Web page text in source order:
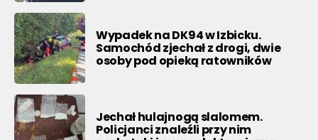
Wypadek na DK94 w Izbicku.
Samochód zjechał z drogi, dwie
osoby pod opieką ratowników
Jechał hulajnogą slalomem.
Policjanci znaleźli przy nim